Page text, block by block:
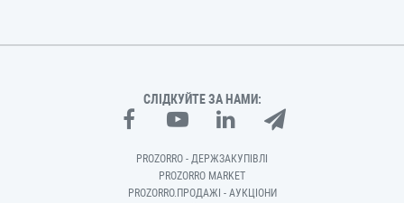
СЛІДКУЙТЕ ЗА НАМИ:
PROZORRO - ДЕРЖЗАКУПІВЛІ
PROZORRO MARKET
PROZORRO.ПРОДАЖІ - АУКЦІОНИ